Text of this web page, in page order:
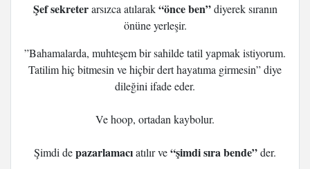
Şef sekreterarsızca atılarak“önce ben”diyerek sıranın
önüne yerleşir.
”Bahamalarda, muhteşem bir sahilde tatil yapmak istiyorum.
Tatilim hiç bitmesin ve hiçbir dert hayatıma girmesin”diye
dileğini ifade eder.
Ve hoop, ortadan kaybolur.
Şimdi depazarlamacıatılır ve“şimdi sıra bende”der.